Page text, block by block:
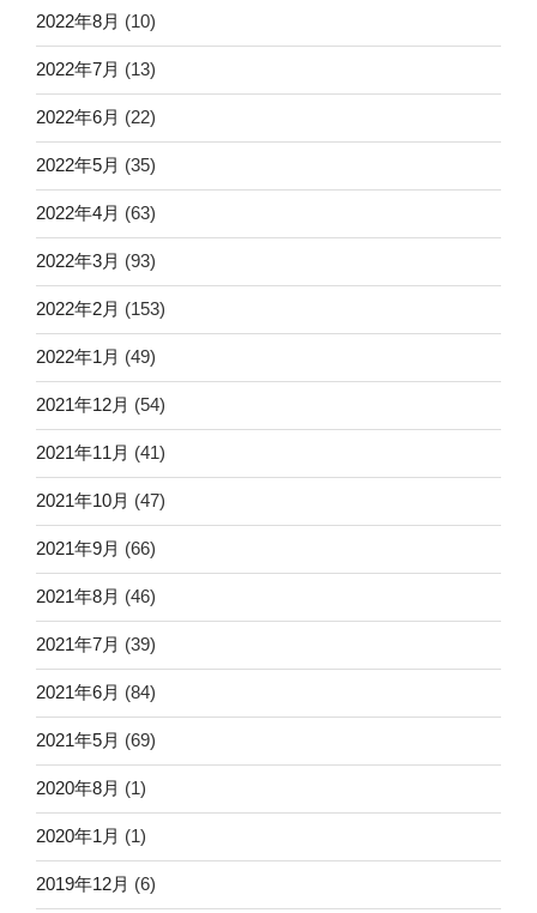
2022年8月 (10)
2022年7月 (13)
2022年6月 (22)
2022年5月 (35)
2022年4月 (63)
2022年3月 (93)
2022年2月 (153)
2022年1月 (49)
2021年12月 (54)
2021年11月 (41)
2021年10月 (47)
2021年9月 (66)
2021年8月 (46)
2021年7月 (39)
2021年6月 (84)
2021年5月 (69)
2020年8月 (1)
2020年1月 (1)
2019年12月 (6)